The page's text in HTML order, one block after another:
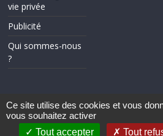
vie privée
Publicité
Qui sommes-nous
?
Copyright © 2026
Theme ColorMag par
ThemeGrill..
Ce site utilise des cookies et vous
vous souhaitez activer
Tout accepter
Tout